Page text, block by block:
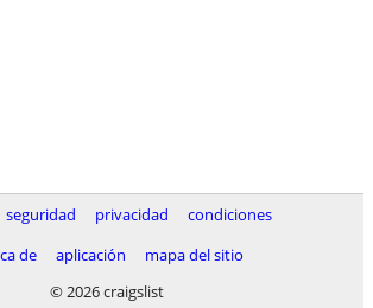
seguridad privacidad
condiciones
de
aplicación
mapa del sitio
© 2026 craigslist